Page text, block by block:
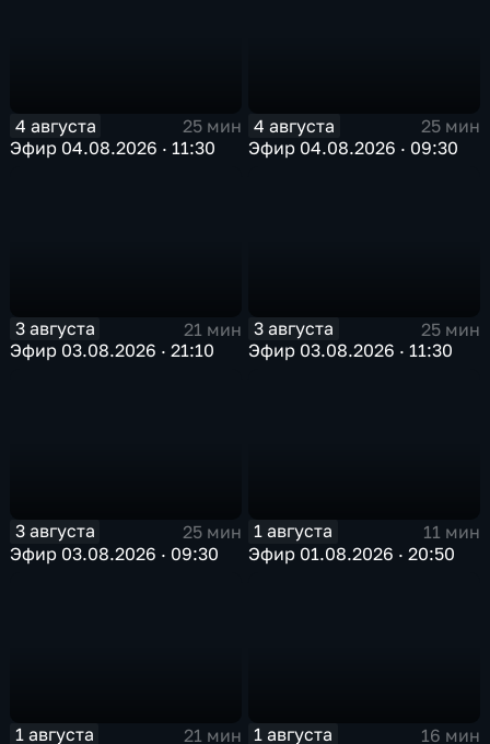
4 августа
25 мин
Эфир 04.08.2026 · 11:30
4 августа
25 мин
Эфир 04.08.2026 · 09:30
3 августа
21 мин
Эфир 03.08.2026 · 21:10
3 августа
25 мин
Эфир 03.08.2026 · 11:30
3 августа
25 мин
Эфир 03.08.2026 · 09:30
1 августа
11 мин
Эфир 01.08.2026 · 20:50
1 августа
21 мин
1 августа
16 мин